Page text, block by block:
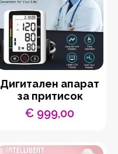
Дигитален апарат
за притисок
€ 999,00